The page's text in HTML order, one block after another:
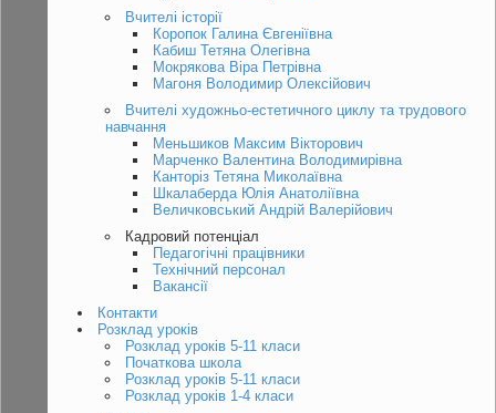
Вчителі історії
Коропок Галина Євгеніївна
Кабиш Тетяна Олегівна
Мокрякова Віра Петрівна
Магоня Володимир Олексійович
Вчителі художньо-естетичного циклу та трудового
навчання
Меньшиков Максим Вікторович
Марченко Валентина Володимирівна
Канторіз Тетяна Миколаївна
Шкалаберда Юлія Анатоліївна
Величковський Андрій Валерійович
Кадровий потенціал
Педагогічні працівники
Технічний персонал
Вакансії
Контакти
Розклад уроків
Розклад уроків 5-11 класи
Початкова школа
Розклад уроків 5-11 класи
Розклад уроків 1-4 класи